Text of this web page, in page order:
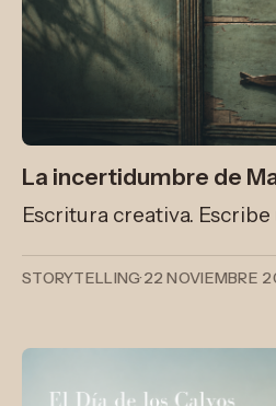
La incertidumbre de
Escritura creativa. Escribe
STORYTELLING·22 NOVIEMBRE